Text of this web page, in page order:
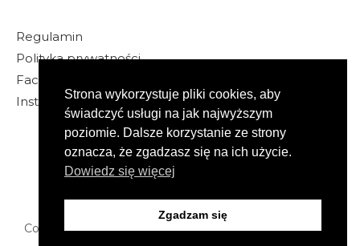
Regulamin
Polityka prywatności
Facebook
Instagram
Copyright © lamella.com.pl Wszelkie prawa zastrzeżone
Bezpieczne transakcje
Strona wykorzystuje pliki cookies, aby
świadczyć usługi na jak najwyższym
poziomie. Dalsze korzystanie ze strony
oznacza, że zgadzasz się na ich użycie.
Dowiedz się więcej
Zgadzam się